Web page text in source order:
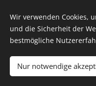
Vytvořeno
Wir verwenden Cookies,
und die Sicherheit der
bestmögliche
Nur notwendige